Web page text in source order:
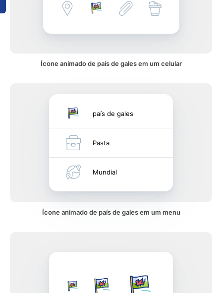
Ícone animado de país de gales em um celular
país de gales
Pasta
Mundial
Ícone animado de país de gales em um menu